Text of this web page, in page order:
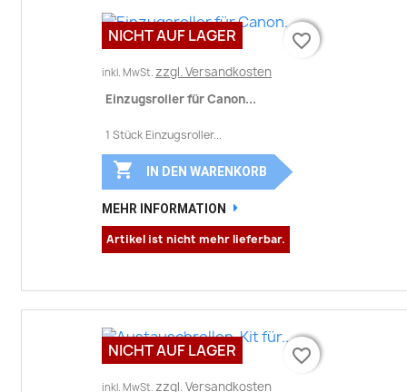
inkl. MwSt. zzgl. Versandkosten
Einzugsroller für Canon...
1 Stück Einzugsroller...
favorite_border
 IN DEN WARENKORB
MEHR INFORMATION
Artikel ist nicht mehr lieferbar.
NICHT AUF LAGER favorite_border
inkl. MwSt. zzgl. Versandkosten
favorite_border
NICHT AUF LAGER favorite_border